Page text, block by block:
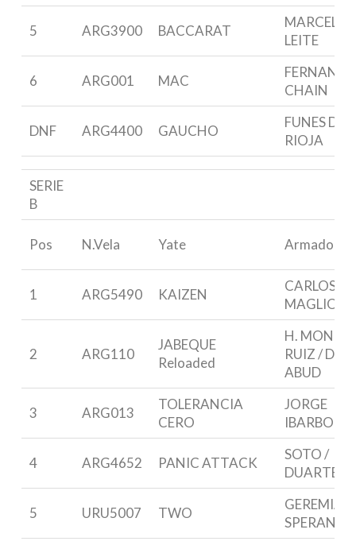
5 ARG3900 BACCARAT
MARCELO
LEITE
6 ARG001 MAC
CHAIN
DNF ARG4400 GAUCHO
FUNES DE
RIOJA
SERIE
B
Pos N.Vela Yate Armador
1 ARG5490 KAIZEN
CARLOS
MAGLIO
2 ARG110
JABEQUE
Reloaded
H. MONES
RUIZ / D.
ABUD
3 ARG013
TOLERANCIA
CERO
JORGE
4 ARG4652 PANIC ATTACK
SOTO /
DUARTE
5 URU5007 TWO
GEREMIAS
SPERANZA